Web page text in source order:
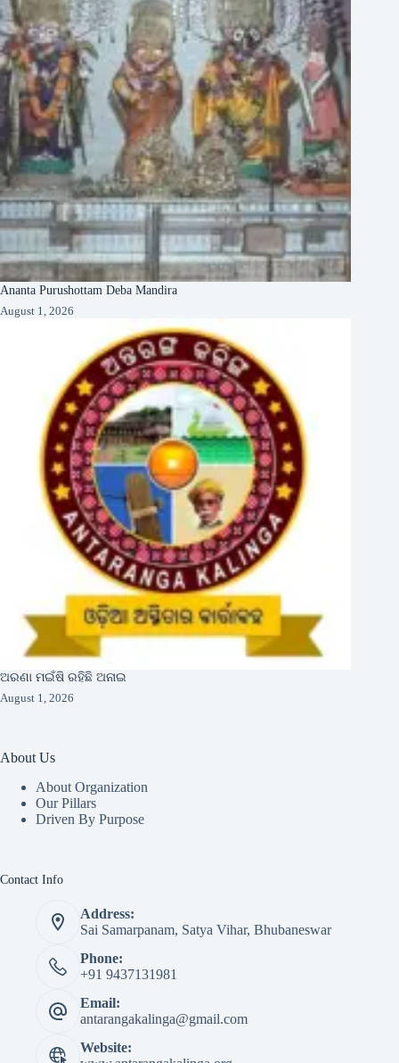
Ananta Purushottam Deba Mandira
August 1, 2026
ଅରଣା ମଇଁଷି ରହିଛି ଅନାଇ
August 1, 2026
About Us
About Organization
Our Pillars
Driven By Purpose​
Contact Info
Address:
Sai Samarpanam, Satya Vihar, Bhubaneswar
Phone:
+91 9437131981
Email:
antarangakalinga@gmail.com
Website: